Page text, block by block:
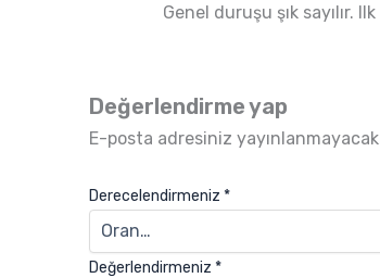
Genel duruşu şık sayılır.
Değerlendirme yap
E-posta adresiniz
Derecelendirmeniz *
Değerlendirmeniz *